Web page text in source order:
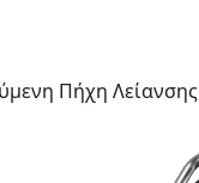
Πήχη Λείανσης